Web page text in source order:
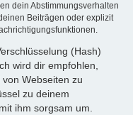
dein Abstimmungsverhalten
Beiträgen oder explizit
(Hash)
wird dir empfohlen,
Webseiten zu
zu deinem
ihm sorgsam um.